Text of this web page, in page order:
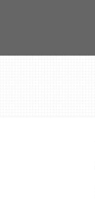
Feria de Calañas